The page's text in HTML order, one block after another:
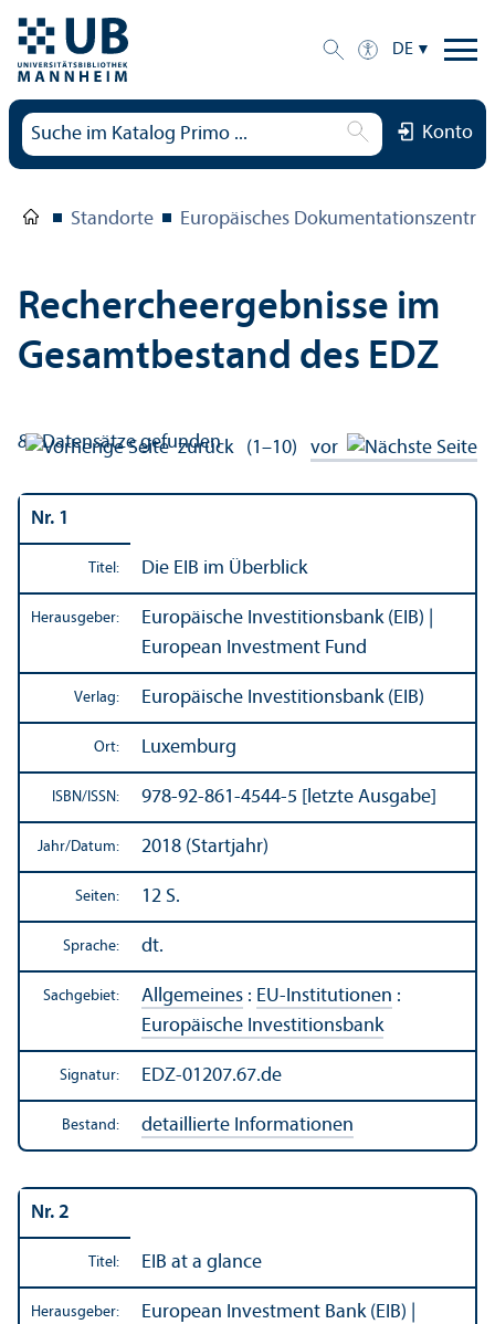
DE
Konto
Standorte Europäisches
Rechercheergebnisse im
Gesamtbestand des EDZ
87Datensätze gefunden
zurück (1–10) vor
Nr. 1
Titel: Die EIB im Über­blick
Herausgeber:
Europäische Investitions­bank (EIB) |
European Investment Fund
Verlag: Europäische Investitions­bank (EIB)
Ort: Luxemburg
ISBN/ ISSN: 978-92-861-4544-5 [letzte Ausgabe]
Jahr/Datum: 2018 (Startjahr)
Seiten: 12 S.
Sprache: dt.
Sachgebiet: Allgemeines : EU-Institutionen :
Europäische Investitions­bank
Signatur: EDZ-01207.67.de
Bestand: detaillierte Informationen
Nr. 2
Titel: EIB at a glance
Herausgeber:
European Investment Bank (EIB) |